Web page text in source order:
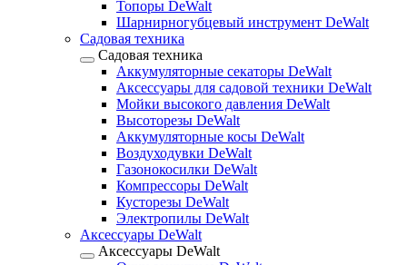
Топоры DeWalt
Шарнирногубцевый инструмент DeWalt
Садовая техника
Садовая техника
Аккумуляторные секаторы DeWalt
Аксессуары для садовой техники DeWalt
Мойки высокого давления DeWalt
Высоторезы DeWalt
Аккумуляторные косы DeWalt
Воздуходувки DeWalt
Газонокосилки DeWalt
Компрессоры DeWalt
Кусторезы DeWalt
Электропилы DeWalt
Аксессуары DeWalt
Аксессуары DeWalt